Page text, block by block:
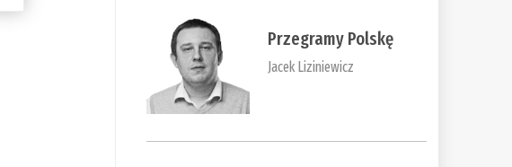
Przegramy Polskę
Jacek Liziniewicz